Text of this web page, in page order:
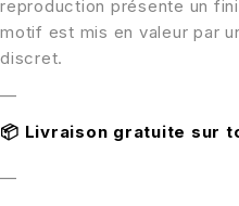
reproduction présente un
motif est mis en valeur par
discret.
—
📦 Livraison gratuite sur
—